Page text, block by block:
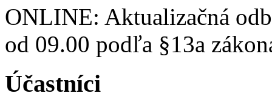
ONLINE: Aktualizačná
od 09.00 podľa §13a
Účastníci